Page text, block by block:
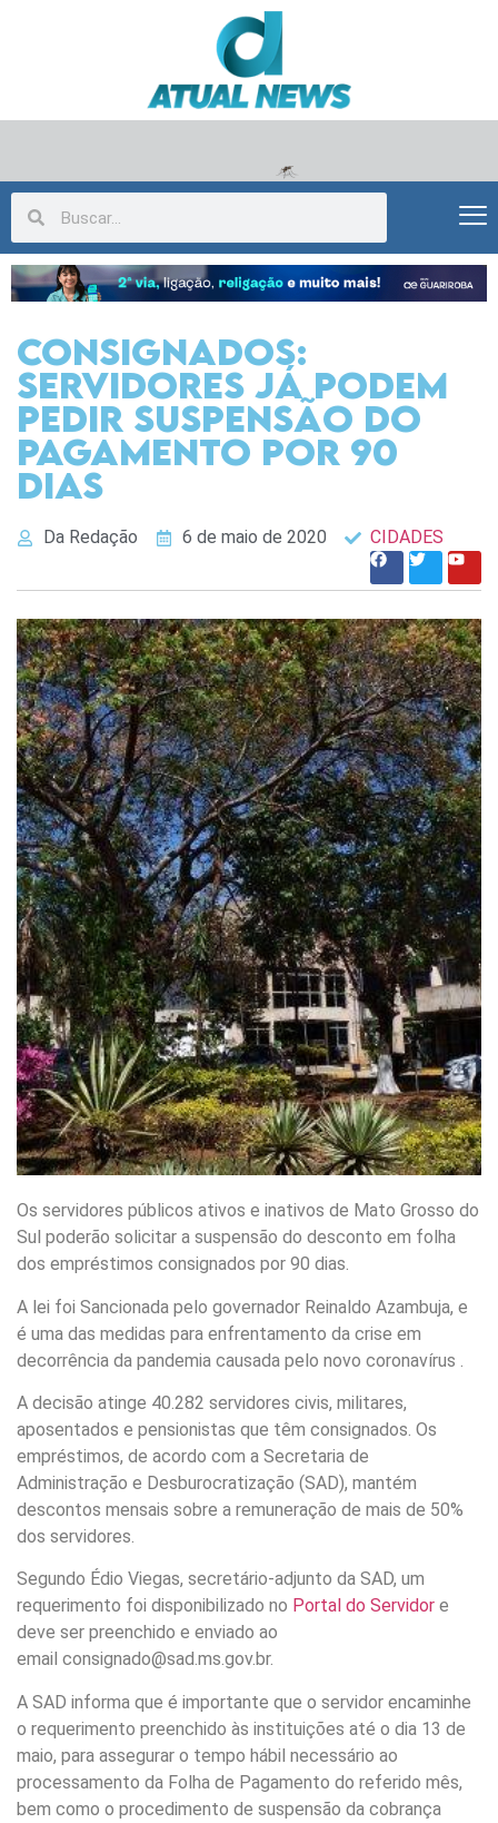
Consignados:
servidores já podem
pedir suspensão do
pagamento por 90
dias
Da Redação 6 de maio de 2020 CIDADES
Os servidores públicos ativos e inativos de Mato Grosso do
Sul poderão solicitar a suspensão do desconto em folha
dos empréstimos consignados por 90 dias.
A lei foi Sancionada pelo governador Reinaldo Azambuja, e
é uma das medidas para enfrentamento da crise em
decorrência da pandemia causada pelo novo coronavírus .
A decisão atinge 40.282 servidores civis, militares,
aposentados e pensionistas que têm consignados. Os
empréstimos, de acordo com a Secretaria de
Administração e Desburocratização (SAD), mantém
descontos mensais sobre a remuneração de mais de 50%
dos servidores.
Segundo Édio Viegas, secretário-adjunto da SAD, um
requerimento foi disponibilizado no Portal do Servidor e
deve ser preenchido e enviado ao
email consignado@sad.ms.gov.br.
A SAD informa que é importante que o servidor encaminhe
o requerimento preenchido às instituições até o dia 13 de
maio, para assegurar o tempo hábil necessário ao
processamento da Folha de Pagamento do referido mês,
bem como o procedimento de suspensão da cobrança